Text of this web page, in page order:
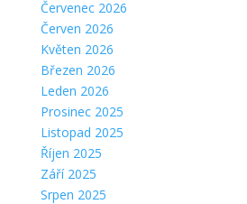
Červenec 2026
Červen 2026
Květen 2026
Březen 2026
Leden 2026
Prosinec 2025
Listopad 2025
Říjen 2025
Září 2025
Srpen 2025